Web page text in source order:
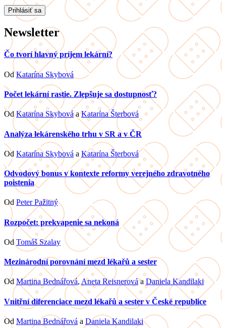
Newsletter
Čo tvorí hlavný príjem lekární?
OdKatarína Skybová
Počet lekární rastie. Zlepšuje sa dostupnosť?
OdKatarína SkybováaKatarína Šterbová
Analýza lekárenského trhu v SR a v ČR
Od Katarína Skybová a Katarína Šterbová
Odvodový bonus v kontexte reformy verejného zdravotného
poistenia
Od Peter Pažitný
Rozpočet: prekvapenie sa nekoná
OdTomáš Szalay
Mezinárodní porovnání mezd lékařů a sester
Od Martina Bednářová,Aneta Reisnerováa Daniela Kandilaki
Vnitřní diferenciace mezd lékařů a sester v České republice
Od Martina Bednářová a Daniela Kandilaki